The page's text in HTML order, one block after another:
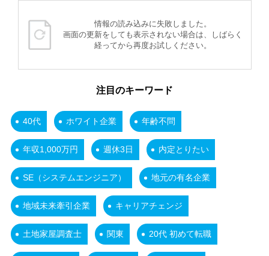
情報の読み込みに失敗しました。
画面の更新をしても表示されない場合は、しばらく
経ってから再度お試しください。
注目のキーワード
40代 ホワイト企業 年齢不問
年収1,000万円 週休3日 内定とりたい
SE（システムエンジニア） 地元の有名企業
地域未来牽引企業 キャリアチェンジ
土地家屋調査士 関東 20代 初めて転職